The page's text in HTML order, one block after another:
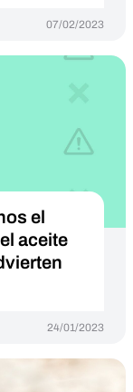
07/02/2023
el
aceite
24/01/2023